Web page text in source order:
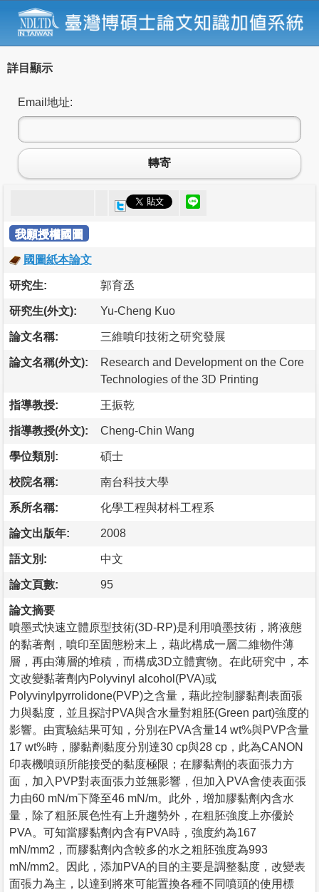
詳目顯示
Email地址:
轉寄
我願授權國圖
國圖紙本論文
研究生: 郭育丞
研究生(外文): Yu-Cheng Kuo
論文名稱: 三維噴印技術之研究發展
論文名稱(外文):
Research and Development on the Core
Technologies of the 3D Printing
指導教授: 王振乾
指導教授(外文): Cheng-Chin Wang
學位類別: 碩士
校院名稱: 南台科技大學
系所名稱: 化學工程與材枓工程系
論文出版年: 2008
語文別: 中文
論文頁數: 95
論文摘要
噴墨式快速立體原型技術(3D-RP)是利用噴墨技術，將液態
的黏著劑，噴印至固態粉末上，藉此構成一層二維物件薄
層，再由薄層的堆積，而構成3D立體實物。在此研究中，本
文改變黏著劑內Polyvinyl alcohol(PVA)或
Polyvinylpyrrolidone(PVP)之含量，藉此控制膠黏劑表面張
力與黏度，並且探討PVA與含水量對粗胚(Green part)強度的
影響。由實驗結果可知，分別在PVA含量14 wt%與PVP含量
17 wt%時，膠黏劑黏度分別達30 cp與28 cp，此為CANON
印表機噴頭所能接受的黏度極限；在膠黏劑的表面張力方
面，加入PVP對表面張力並無影響，但加入PVA會使表面張
力由60 mN/m下降至46 mN/m。此外，增加膠黏劑內含水
量，除了粗胚展色性有上升趨勢外，在粗胚強度上亦優於
PVA。可知當膠黏劑內含有PVA時，強度約為167
mN/mm2，而膠黏劑內含較多的水之粗胚強度為993
mN/mm2。因此，添加PVA的目的主要是調整黏度，改變表
面張力為主，以達到將來可能置換各種不同噴頭的使用標